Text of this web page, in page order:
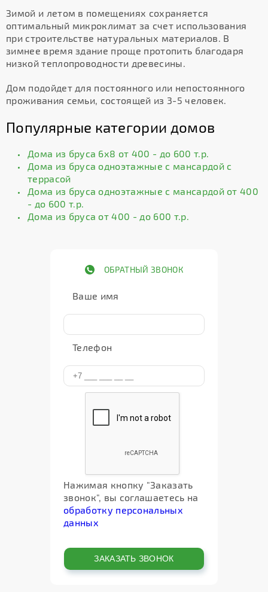
Зимой и летом в помещениях сохраняется
оптимальный микроклимат за счет использования
при строительстве натуральных материалов. В
зимнее время здание проще протопить благодаря
низкой теплопроводности древесины.
Дом подойдет для постоянного или непостоянного
проживания семьи, состоящей из 3-5 человек.
Популярные категории домов
Дома из бруса 6х8 от 400 - до 600 т.р.
Дома из бруса одноэтажные с мансардой с
террасой
Дома из бруса одноэтажные с мансардой от 400
- до 600 т.р.
Дома из бруса от 400 - до 600 т.р.
ОБРАТНЫЙ ЗВОНОК
Ваше имя
Телефон
Нажимая кнопку "Заказать
звонок", вы соглашаетесь на
обработку персональных
данных